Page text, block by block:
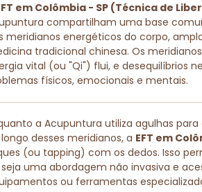
em Colômbia - SP (Técnica de
compartilham uma base
meridianos energéticos do corpo,
tradicional chinesa. Os
vital (ou "Qi") flui, e desequilíbrios
físicos, emocionais e mentais.
a Acupuntura utiliza agulhas
desses meridianos, a EFT em
(ou tapping) com os dedos. Isso
seja uma abordagem não invasiva e
ou ferramentas